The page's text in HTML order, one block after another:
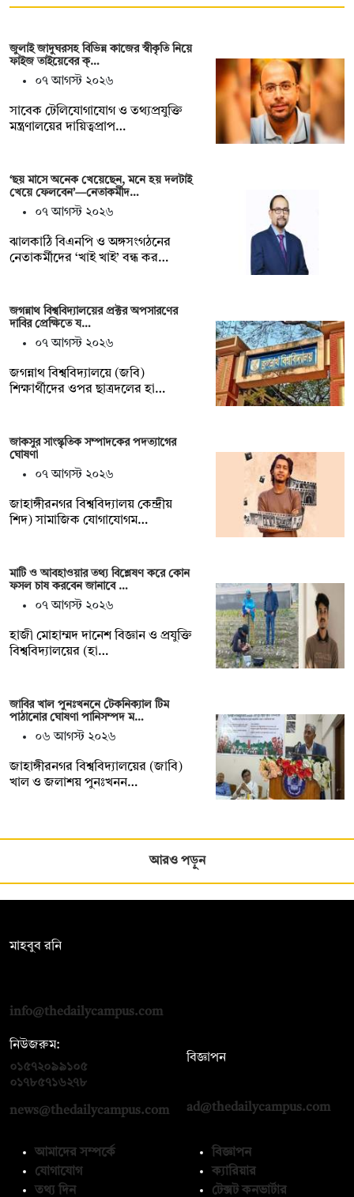
জুলাই জাদুঘরসহ বিভিন্ন কাজের স্বীকৃতি নিয়ে
ফাইজ তাইয়েবের ক্…
০৭ আগস্ট ২০২৬
সাবেক টেলিযোগাযোগ ও তথ্যপ্রযুক্তি
মন্ত্রণালয়ের দায়িত্বপ্রাপ…
‘ছয় মাসে অনেক খেয়েছেন, মনে হয় দলটাই
খেয়ে ফেলবেন’—নেতাকর্মীদ…
০৭ আগস্ট ২০২৬
ঝালকাঠি বিএনপি ও অঙ্গসংগঠনের
নেতাকর্মীদের ‘খাই খাই’ বন্ধ কর…
জগন্নাথ বিশ্ববিদ্যালয়ের প্রক্টর অপসারণের
দাবির প্রেক্ষিতে য…
০৭ আগস্ট ২০২৬
জগন্নাথ বিশ্ববিদ্যালয়ে (জবি)
শিক্ষার্থীদের ওপর ছাত্রদলের হা…
জাকসুর সাংস্কৃতিক সম্পাদকের পদত্যাগের
ঘোষণা
০৭ আগস্ট ২০২৬
‎জাহাঙ্গীরনগর বিশ্ববিদ্যালয় কেন্দ্রীয়
শিদ) সামাজিক যোগাযোগম…
মাটি ও আবহাওয়ার তথ্য বিশ্লেষণ করে কোন
ফসল চাষ করবেন জানাবে …
০৭ আগস্ট ২০২৬
হাজী মোহাম্মদ দানেশ বিজ্ঞান ও প্রযুক্তি
বিশ্ববিদ্যালয়ের (হা…
জাবির খাল পুনঃখননে টেকনিক্যাল টিম
পাঠানোর ঘোষণা পানিসম্পদ ম…
০৬ আগস্ট ২০২৬
‎‎জাহাঙ্গীরনগর বিশ্ববিদ্যালয়ের (জাবি)
খাল ও জলাশয় পুনঃখনন…
আরও পড়ুন
মাহবুব রনি
info@thedailycampus.com
নিউজরুম:
০১৫৭২০৯৯১০৫
০১৭৮৫৭১৬২৭৮
news@thedailycampus.com
বিজ্ঞাপন
ad@thedailycampus.com
আমাদের সম্পর্কে
যোগাযোগ
তথ্য দিন
বিজ্ঞাপন
ক্যারিয়ার
টেক্সট কনভার্টার